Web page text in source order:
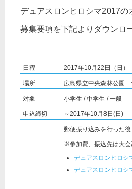
デュアスロンヒロシマ2017
募集要項を下記よりダウンロ
日程 2017年10月22日（日）
場所 広島県立中央森林公園
対象 小学生 / 中学生 / 一般
申込締切 ～2017年10月8日(日)
郵便振り込みを行った
※参加費、振込先は大会
デュアスロンヒロ
デュアスロンヒロ